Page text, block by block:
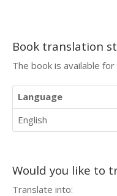
Book translation
The book is available
Language
English
Would you like to
Translate into: